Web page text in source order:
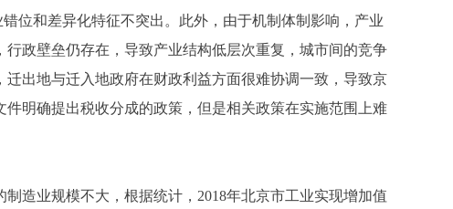
位和差异化特征不突出。此外，由于机制体制影响，产业
政壁垒仍存在，导致产业结构低层次重复，城市间的竞争
出地与迁入地政府在财政利益方面很难协调一致，导致京
明确提出税收分成的政策，但是相关政策在实施范围上难
造业规模不大，根据统计，2018年北京市工业实现增加值